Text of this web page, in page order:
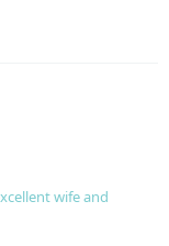
wife and